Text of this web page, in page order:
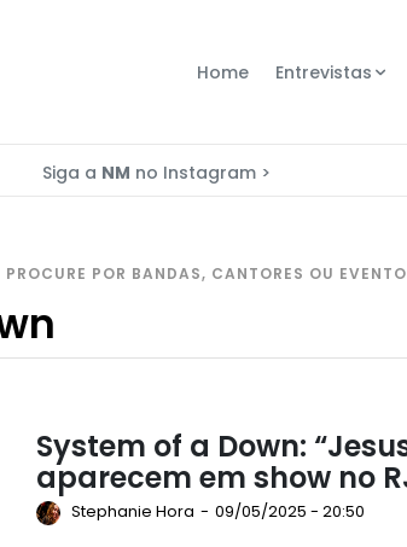
Home Entrevistas
Siga a NM no Instagram >
PROCURE POR BANDAS, CANTORES OU
System of a Down:
aparecem em show no
Stephanie Hora - 09/05/2025 - 20:50